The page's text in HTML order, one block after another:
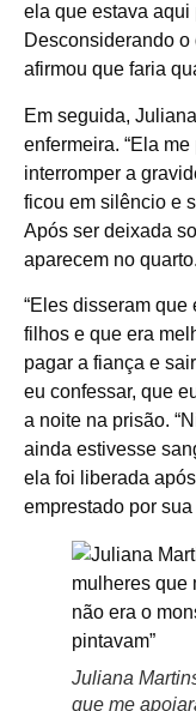
ela que estava
Desconsiderando
afirmou que faria
Em seguida,
enfermeira. “Ela
interromper a
ficou em silêncio e
Após ser deixada
aparecem no quarto.
“Eles disseram
filhos e que era
pagar a fiança e
eu confessar, que
a noite na prisão.
ainda estivesse
ela foi liberada
emprestado por
Juliana
que me